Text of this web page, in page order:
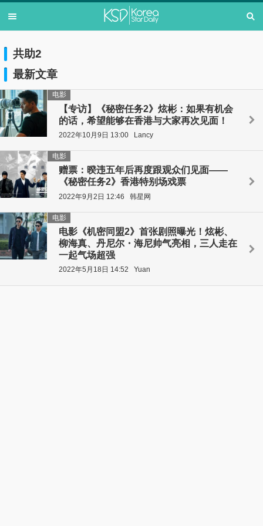
共助2
最新文章
【专访】《秘密任务2》炫彬：如果有机会
的话，希望能够在香港与大家再次见面！
电影
2022年10月9日 13:00 Lancy
赠票：暌违五年后再度跟观众们见面——
《秘密任务2》香港特别场戏票
电影
2022年9月2日 12:46 韩星网
电影《机密同盟2》首张剧照曝光！炫彬、
柳海真、丹尼尔・海尼帅气亮相，三人走在
一起气场超强
电影
2022年5月18日 14:52 Yuan